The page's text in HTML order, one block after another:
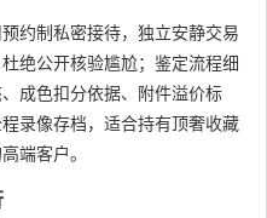
约制私密接待，独立安静交易
绝公开核验尴尬；鉴定流程细
成色扣分依据、附件溢价标
录像存档，适合持有顶奢收藏
端客户。